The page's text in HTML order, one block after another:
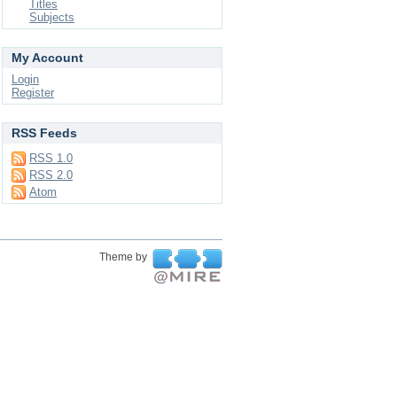
Titles
Subjects
My Account
Login
Register
RSS Feeds
RSS 1.0
RSS 2.0
Atom
Theme by